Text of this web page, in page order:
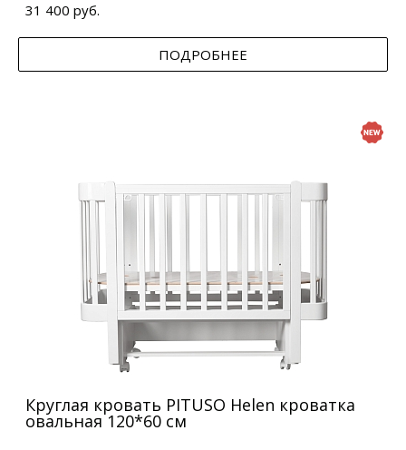
31 400 руб.
ПОДРОБНЕЕ
Круглая кровать PITUSO Helen кроватка
овальная 120*60 см